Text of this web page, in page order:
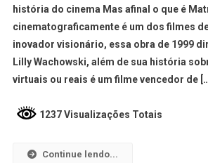
história do cinema Mas afinal o que é
cinematograficamente é um dos filmes
inovador visionário, essa obra de 1999
Lilly Wachowski, além de sua história
virtuais ou reais é um filme vencedor de
1237 Visualizações Totais
Continue lendo...